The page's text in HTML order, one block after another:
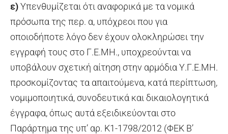
ε)Υπενθυμίζεται ότι αναφορικά με τα νομικά
πρόσωπα της περ. α, υπόχρεοι που για
οποιοδήποτε λόγο δεν έχουν ολοκληρώσει την
εγγραφή τους στο Γ.Ε.ΜΗ., υποχρεούνται να
υποβάλουν σχετική αίτηση στην αρμόδια Υ.Γ.Ε.ΜΗ.
προσκομίζοντας τα απαιτούμενα, κατά περίπτωση,
νομιμοποιητικά, συνοδευτικά και δικαιολογητικά
έγγραφα, όπως αυτά εξειδικεύονται στο
Παράρτημα της υπ’ αρ. Κ1-1798/2012 (ΦΕΚ Β’